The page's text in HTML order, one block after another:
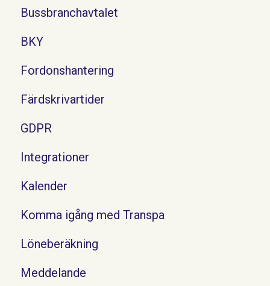
Bussbranchavtalet
BKY
Fordonshantering
Färdskrivartider
GDPR
Integrationer
Kalender
Komma igång med Transpa
Löneberäkning
Meddelande